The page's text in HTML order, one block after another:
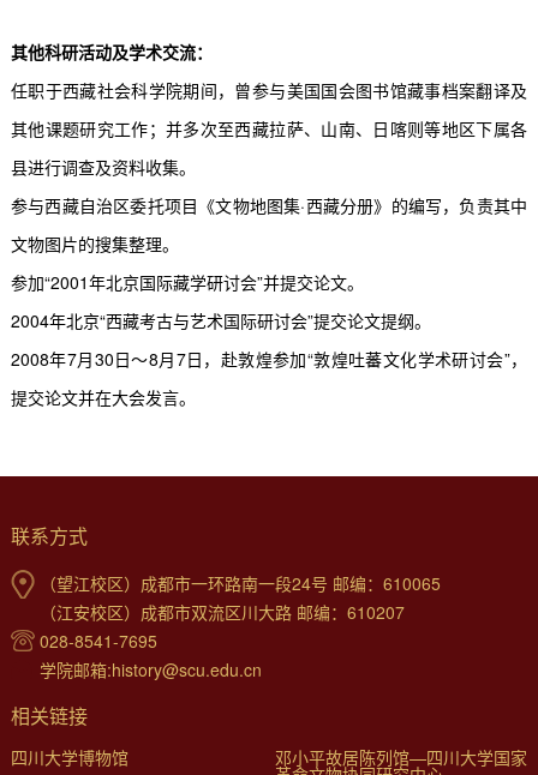
其他科研活动及学术交流：
任职于西藏社会科学院期间，曾参与美国国会图书馆藏事档案翻译及
其他课题研究工作；并多次至西藏拉萨、山南、日喀则等地区下属各
县进行调查及资料收集。
参与西藏自治区委托项目《文物地图集·西藏分册》的编写，负责其中
文物图片的搜集整理。
参加“2001年北京国际藏学研讨会”并提交论文。
2004年北京“西藏考古与艺术国际研讨会”提交论文提纲。
2008年7月30日～8月7日，赴敦煌参加“敦煌吐蕃文化学术研讨会”，
提交论文并在大会发言。
联系方式
（望江校区）成都市一环路南一段24号 邮编：610065
（江安校区）成都市双流区川大路 邮编：610207
028-8541-7695
学院邮箱:history@scu.edu.cn
相关链接
四川大学博物馆 邓小平故居陈列馆—四川大学国家